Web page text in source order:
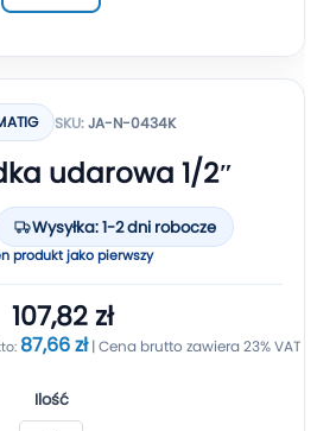
SKU:JA-N-0434K
udarowa 1/2″
Wysyłka: 1-2 dni robocze
produkt jako pierwszy
107,82 zł
87,66 zł
Ilość